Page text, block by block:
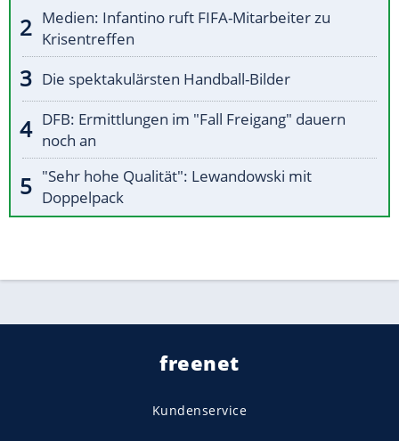
Medien: Infantino ruft FIFA-Mitarbeiter zu
Krisentreffen
Die spektakulärsten Handball-Bilder
DFB: Ermittlungen im "Fall Freigang" dauern
noch an
"Sehr hohe Qualität": Lewandowski mit
Doppelpack
freenet
Kundenservice